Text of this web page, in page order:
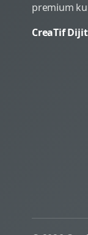
premium
CreaTif